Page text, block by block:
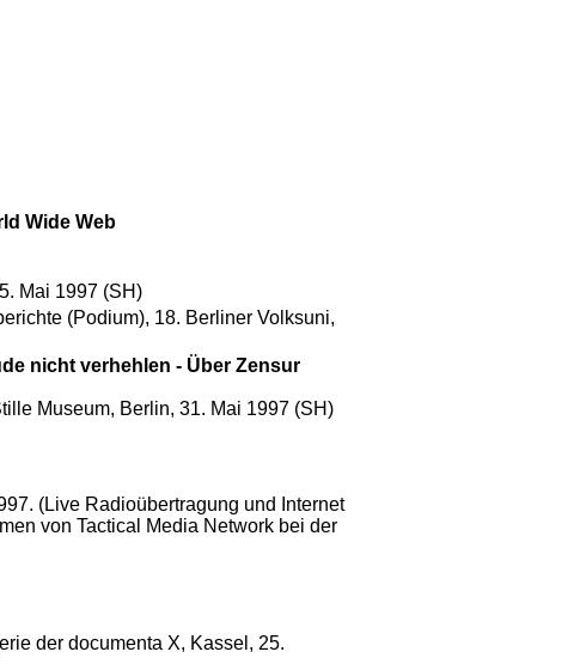
Wide Web
Mai 1997 (SH)
(Podium), 18. Berliner Volksuni,
nicht verhehlen - Über Zensur
Museum, Berlin, 31. Mai 1997 (SH)
(Live Radioübertragung und Internet
von Tactical Media Network bei der
der documenta X, Kassel, 25.